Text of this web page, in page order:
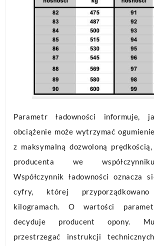
Parametr ładowności informuje,
obciążenie może wytrzymać
z maksymalną dozwoloną
producenta we
Współczynnik ładowności oznacza
cyfry, której
kilogramach. O wartości
decyduje producent opony.
przestrzegać instrukcji